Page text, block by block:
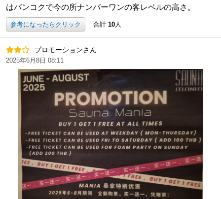
はバンコクで今の所ナンバーワンの客レベルの高さ。
参考になったらクリック 合計 10人
プロモーションさん
2025年6月8日 08:11